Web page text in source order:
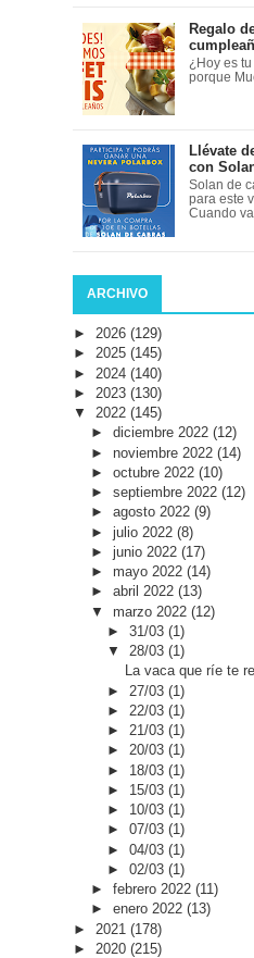
Regalo
¿Hoy es
porque
Llévate
con
Solan de
para este
Cuando
ARCHIVO
► 2026 (129)
► 2025 (145)
► 2024 (140)
► 2023 (130)
▼ 2022 (145)
► diciembre 2022 (12)
► noviembre 2022 (14)
► octubre 2022 (10)
► septiembre 2022 (12)
► agosto 2022 (9)
► julio 2022 (8)
► junio 2022 (17)
► mayo 2022 (14)
► abril 2022 (13)
▼ marzo 2022 (12)
►31/03(1)
▼28/03(1)
La vaca que ríe te
► 27/03(1)
► 22/03(1)
►21/03(1)
►20/03(1)
► 18/03(1)
► 15/03(1)
► 10/03(1)
►07/03(1)
►04/03(1)
►02/03(1)
► febrero 2022 (11)
► enero 2022 (13)
► 2021 (178)
► 2020 (215)